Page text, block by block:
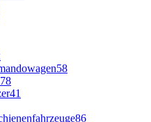
58
41
86